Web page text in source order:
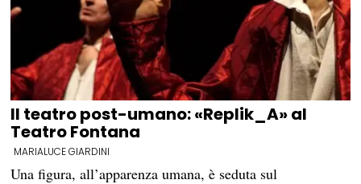
Il teatro post-umano: «Replik_A» al
Teatro Fontana
MARIALUCE GIARDINI
Una figura, all’apparenza umana, è seduta sul